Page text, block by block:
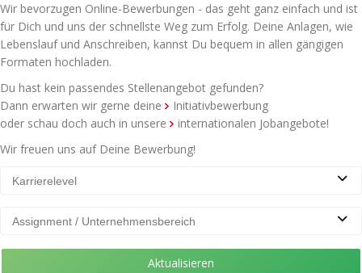
Wir bevorzugen Online-Bewerbungen - das geht ganz einfach und ist
für Dich und uns der schnellste Weg zum Erfolg. Deine Anlagen, wie
Lebenslauf und Anschreiben, kannst Du bequem in allen gängigen
Formaten hochladen.
Du hast kein passendes Stellenangebot gefunden?
Dann erwarten wir gerne deine
Initiativbewerbung
oder schau doch auch in unsere
internationalen Jobangebote!
Wir freuen uns auf Deine Bewerbung!
Karrierelevel
Assignment / Unternehmensbereich
Aktualisieren